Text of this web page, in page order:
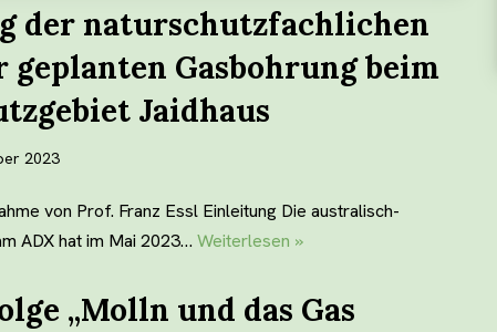
der naturschutzfachlichen
geplanten Gasbohrung beim
Jaidhaus
2023
von Prof. Franz Essl Einleitung Die australisch-
ADX hat im Mai 2023… Weiterlesen »
„Molln und das Gas